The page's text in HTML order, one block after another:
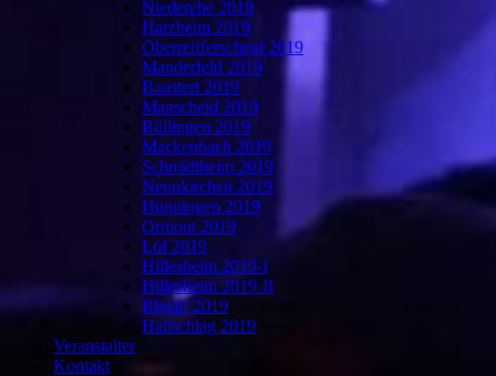
Niederehe 2019
Harzheim 2019
Oberreifferscheid 2019
Manderfeld 2019
Baustert 2019
Manscheid 2019
Büllingen 2019
Mackenbach 2019
Schmidtheim 2019
Neunkirchen 2019
Hünningen 2019
Ormont 2019
Löf 2019
Hillesheim 2019-I
Hillesheim 2019-II
Bleialf 2019
Hallschlag 2019
Veranstalter
Kontakt